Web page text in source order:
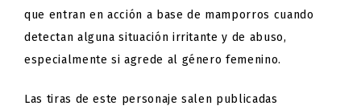
que entran en acción a base de mamporros cuando
detectan alguna situación irritante y de abuso,
especialmente si agrede al género femenino.
Las tiras de este personaje salen publicadas